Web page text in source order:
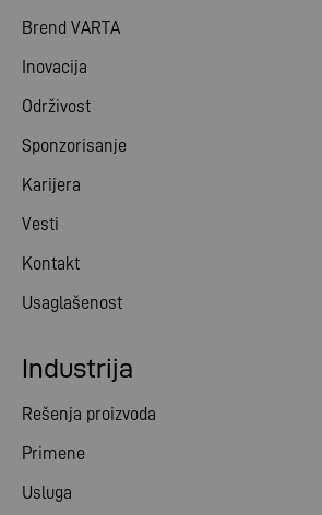
Brend VARTA
Inovacija
Održivost
Sponzorisanje
Karijera
Vesti
Kontakt
Usaglašenost
Industrija
Rešenja proizvoda
Primene
Usluga